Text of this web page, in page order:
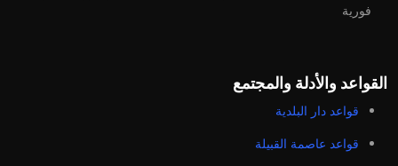
فورية
القواعد والأدلة والمجتمع
قواعد دار البلدية
قواعد عاصمة القبيلة